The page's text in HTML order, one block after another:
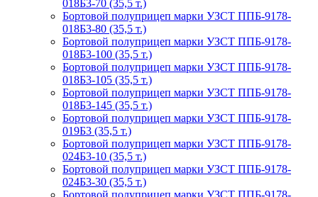
018Б3-70 (35,5 т.)
Бортовой полуприцеп марки УЗСТ ППБ-9178-
018Б3-80 (35,5 т.)
Бортовой полуприцеп марки УЗСТ ППБ-9178-
018Б3-100 (35,5 т.)
Бортовой полуприцеп марки УЗСТ ППБ-9178-
018Б3-105 (35,5 т.)
Бортовой полуприцеп марки УЗСТ ППБ-9178-
018Б3-145 (35,5 т.)
Бортовой полуприцеп марки УЗСТ ППБ-9178-
019Б3 (35,5 т.)
Бортовой полуприцеп марки УЗСТ ППБ-9178-
024Б3-10 (35,5 т.)
Бортовой полуприцеп марки УЗСТ ППБ-9178-
024Б3-30 (35,5 т.)
Бортовой полуприцеп марки УЗСТ ППБ-9178-